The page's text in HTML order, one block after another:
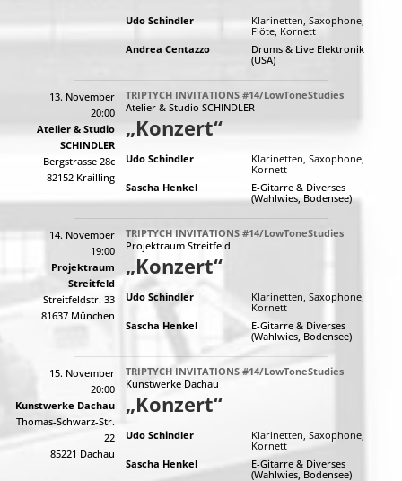
Udo Schindler
Klarinetten, Saxophone,
Flöte, Kornett
Andrea Centazzo
Drums & Live Elektronik
(USA)
13. November
20:00
Atelier & Studio
SCHINDLER
Bergstrasse 28c
82152 Krailling
TRIPTYCH INVITATIONS #14/LowToneStudies
Atelier & Studio SCHINDLER
„Konzert“
Udo Schindler
Klarinetten, Saxophone,
Kornett
Sascha Henkel
E-Gitarre & Diverses
(Wahlwies, Bodensee)
14. November
19:00
Projektraum
Streitfeld
Streitfeldstr. 33
81637 München
TRIPTYCH INVITATIONS #14/LowToneStudies
Projektraum Streitfeld
„Konzert“
Udo Schindler
Klarinetten, Saxophone,
Kornett
Sascha Henkel
E-Gitarre & Diverses
(Wahlwies, Bodensee)
15. November
20:00
Kunstwerke Dachau
Thomas-Schwarz-Str.
22
85221 Dachau
TRIPTYCH INVITATIONS #14/LowToneStudies
Kunstwerke Dachau
„Konzert“
Udo Schindler
Klarinetten, Saxophone,
Kornett
Sascha Henkel
E-Gitarre & Diverses
(Wahlwies, Bodensee)